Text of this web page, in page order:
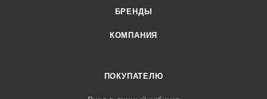
БРЕНДЫ
КОМПАНИЯ
ПОКУПАТЕЛЮ